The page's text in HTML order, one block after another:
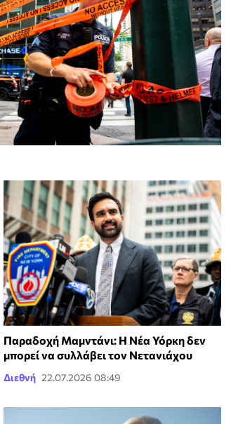
Παραδοχή Μαμντάνι: Η Νέα Υόρκη δεν
μπορεί να συλλάβει τον Νετανιάχου
Διεθνή 22.07.2026 08:49